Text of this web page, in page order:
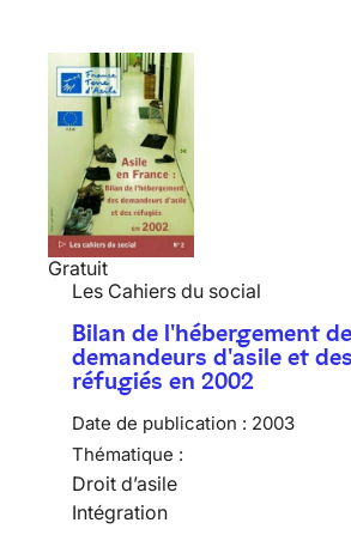
Gratuit
Les Cahiers du social
Bilan de l'hébergement
demandeurs d'asile et des
réfugiés en 2002
Date de publication : 2003
Thématique :
Droit d’asile
Intégration